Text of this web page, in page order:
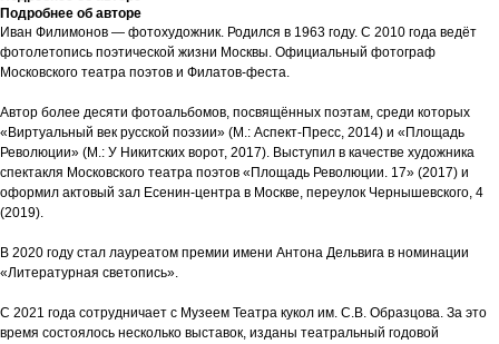
Подробнее об авторе
Иван Филимонов — фотохудожник. Родился в 1963 году. С 2010 года ведёт
фотолетопись поэтической жизни Москвы. Официальный фотограф
Московского театра поэтов и Филатов-феста.
Автор более десяти фотоальбомов, посвящённых поэтам, среди которых
«Виртуальный век русской поэзии» (М.: Аспект-Пресс, 2014) и «Площадь
Революции» (М.: У Никитских ворот, 2017). Выступил в качестве художника
спектакля Московского театра поэтов «Площадь Революции. 17» (2017) и
оформил актовый зал Есенин-центра в Москве, переулок Чернышевского, 4
(2019).
В 2020 году стал лауреатом премии имени Антона Дельвига в номинации
«Литературная светопись».
С 2021 года сотрудничает с Музеем Театра кукол им. С.В. Образцова. За это
время состоялось несколько выставок, изданы театральный годовой